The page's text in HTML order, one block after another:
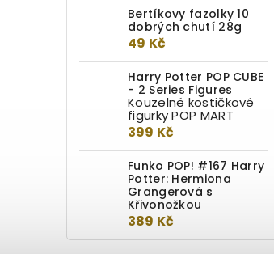
Bertíkovy fazolky 10
dobrých chutí 28g
49 Kč
Harry Potter POP CUBE
- 2 Series Figures
Kouzelné kostičkové
figurky POP MART
399 Kč
Funko POP! #167 Harry
Potter: Hermiona
Grangerová s
Křivonožkou
389 Kč
889 Kč
Detail
Bazilišek je velice nebezpečná
nestvůra, kterou před tisícem let
zavřel Salazar Zmijozel do...